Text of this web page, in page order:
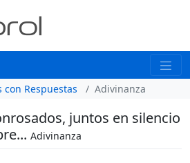
con Respuestas Adivinanza
juntos en silencio
Adivinanza